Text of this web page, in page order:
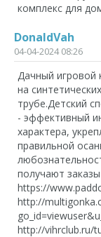
комплекс для
DonaldVah
04-04-2024 08:26
Дачный игровой
на
трубе.Детский
- эффективный
характера,
правильной
получают
https://
http://
http://vihrclub.ru/